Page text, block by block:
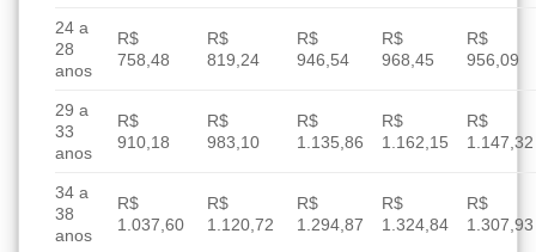
24 a
28
anos
R$
758,48
R$
819,24
R$
946,54
R$
968,45
R$
956,09
29 a
33
anos
R$
910,18
R$
983,10
R$
1.135,86
R$
1.162,15
R$
1.147,32
34 a
38
anos
R$
1.037,60
R$
1.120,72
R$
1.294,87
R$
1.324,84
R$
1.307,93